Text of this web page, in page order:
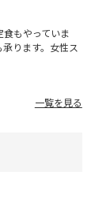
もやっていま
ります。女性ス
一覧を見る